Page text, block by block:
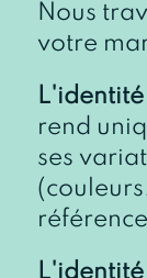
Nous
votre
rend
ses